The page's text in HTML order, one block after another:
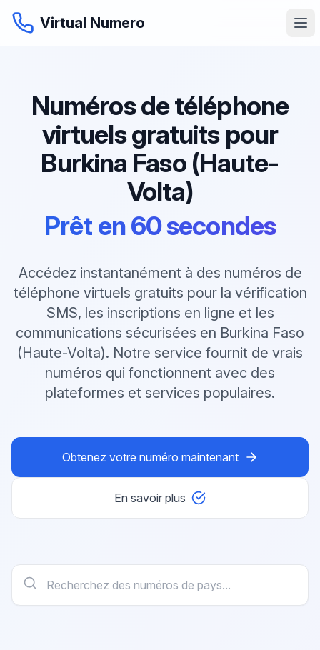
Virtual Numero
Numéros de téléphone
virtuels gratuits pour
Burkina Faso (Haute-
Volta)
Prêt en 60 secondes
Accédez instantanément à des numéros de
téléphone virtuels gratuits pour la vérification
SMS, les inscriptions en ligne et les
communications sécurisées en Burkina Faso
(Haute-Volta). Notre service fournit de vrais
numéros qui fonctionnent avec des
plateformes et services populaires.
Obtenez votre numéro maintenant
En savoir plus